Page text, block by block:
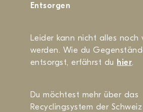
Entsorgen
Leider kann nicht alles noch
werden. Wie du
entsorgst, erfährst du hier.
Du möchtest mehr über das
Recyclingsystem der